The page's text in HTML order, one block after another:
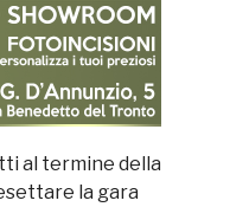
al termine della
la gara